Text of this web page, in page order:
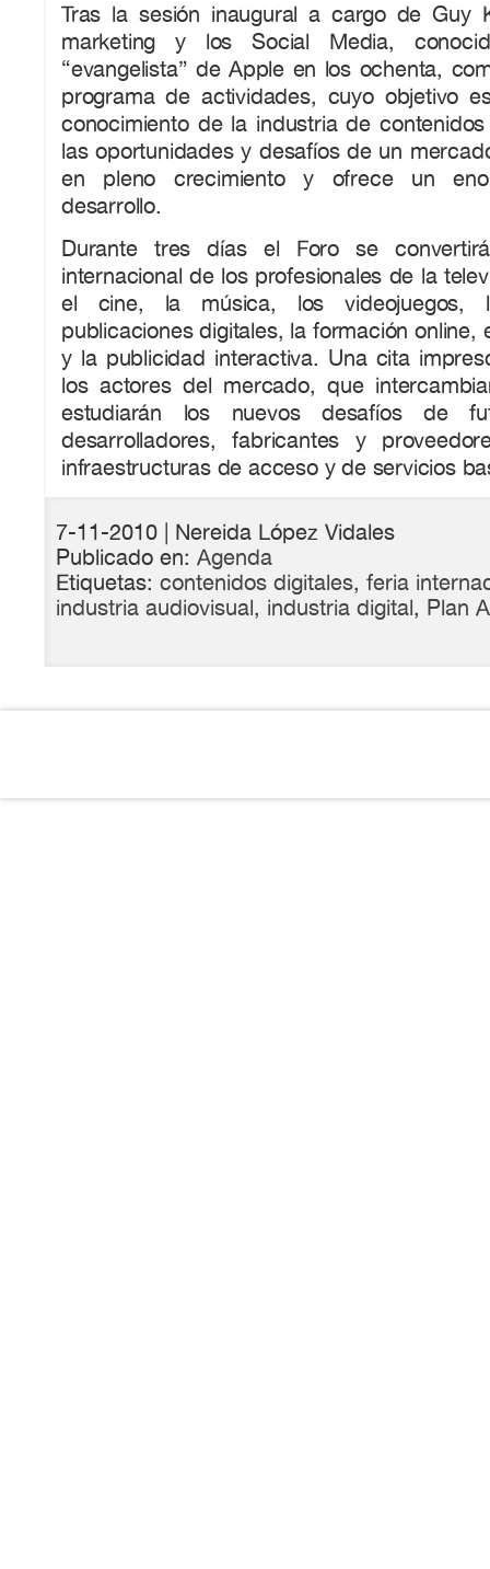
Tras la sesión inaugural a cargo de Guy
marketing y los Social Media,
“evangelista” de Apple en los ochenta,
programa de actividades, cuyo objetivo
conocimiento de la industria de
las oportunidades y desafíos de un
en pleno crecimiento y ofrece un
desarrollo.
Durante tres días el Foro se
internacional de los profesionales de la
el cine, la música, los videojuegos,
publicaciones digitales, la formación online,
y la publicidad interactiva. Una cita
los actores del mercado, que
estudiarán los nuevos desafíos de
desarrolladores, fabricantes y
infraestructuras de acceso y de servicios
7-11-2010 | Nereida López Vidales
Publicado en: Agenda
Etiquetas: contenidos digitales, feria
industria audiovisual, industria digital, Plan